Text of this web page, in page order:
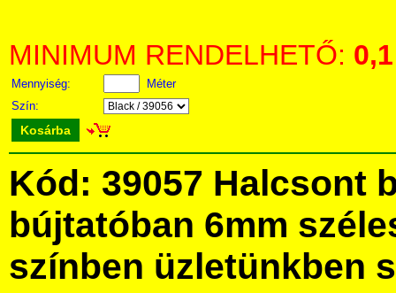
MINIMUM RENDELHETŐ: 0,1
Mennyiség:
Méter
Szín:
Kosárba
Kód: 39057 Halcsont
bújtatóban 6mm
színben üzletünkben